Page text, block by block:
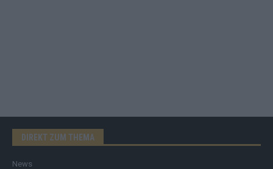
DIREKT ZUM THEMA
News